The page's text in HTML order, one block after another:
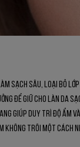
sạch sâu, loại bỏ
để giữ cho làn da
giúp duy trì độ ẩm
không trôi một cách